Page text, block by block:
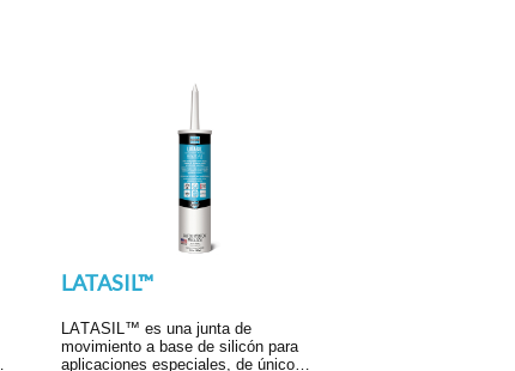
LATASIL™
LATASIL™ es una junta de
movimiento a base de silicón para
aplicaciones especiales, de único